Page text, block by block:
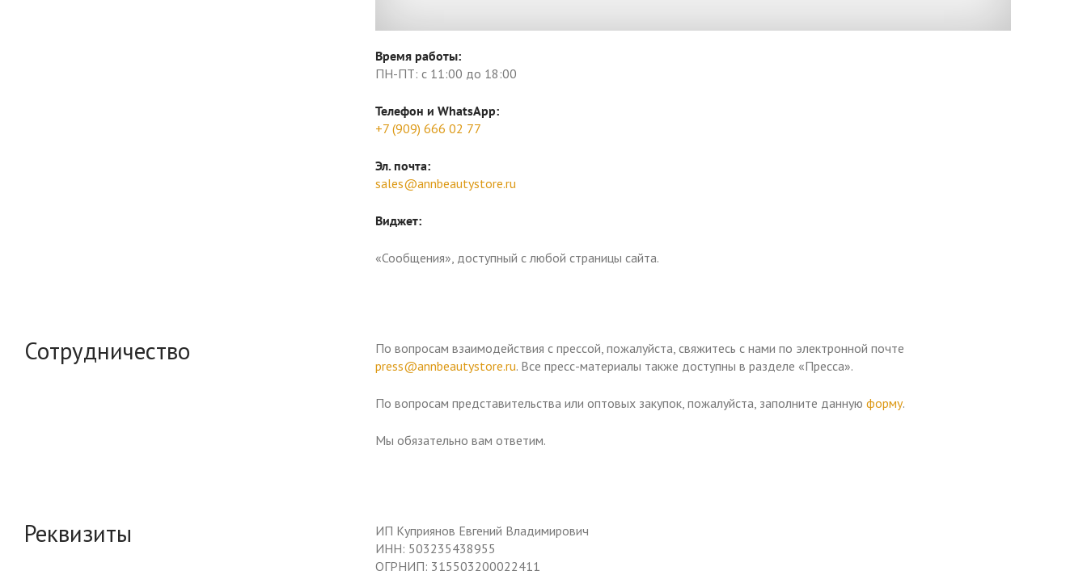
Время работы:
ПН-ПТ: с 11:00 до 18:00
Телефон и WhatsApp:
+7 (909) 666 02 77
Эл. почта:
sales@annbeautystore.ru
Виджет:
«Сообщения», доступный с любой страницы сайта.
Сотрудничество
По вопросам взаимодействия с прессой, пожалуйста, свяжитесь с нами по электронной почте
press@annbeautystore.ru. Все пресс-материалы также доступны в разделе «Пресса».
По вопросам представительства или оптовых закупок, пожалуйста, заполните данную форму.
Мы обязательно вам ответим.
Реквизиты
ИП Куприянов Евгений Владимирович
ИНН: 503235438955
ОГРНИП: 315503200022411